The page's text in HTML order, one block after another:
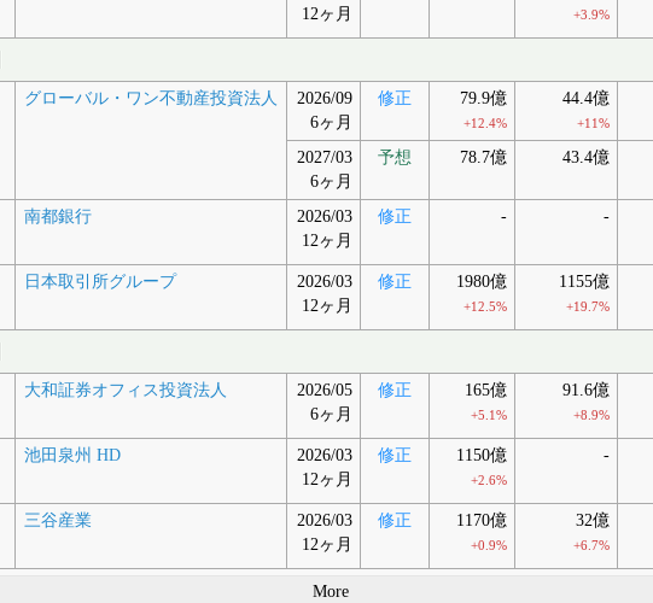
12ヶ月
+3.9%
グローバル・ワン不動産投資法人
2026/09
6ヶ月
修正 79.9億
+12.4%
44.4億
+11%
2027/03
6ヶ月
予想 78.7億 43.4億
南都銀行
2026/03
12ヶ月
修正 - -
日本取引所グループ
2026/03
12ヶ月
修正 1980億
+12.5%
1155億
+19.7%
大和証券オフィス投資法人
2026/05
6ヶ月
修正 165億
+5.1%
91.6億
+8.9%
池田泉州 HD
2026/03
12ヶ月
修正 1150億
+2.6%
-
三谷産業
2026/03
12ヶ月
修正 1170億
+0.9%
32億
+6.7%
More